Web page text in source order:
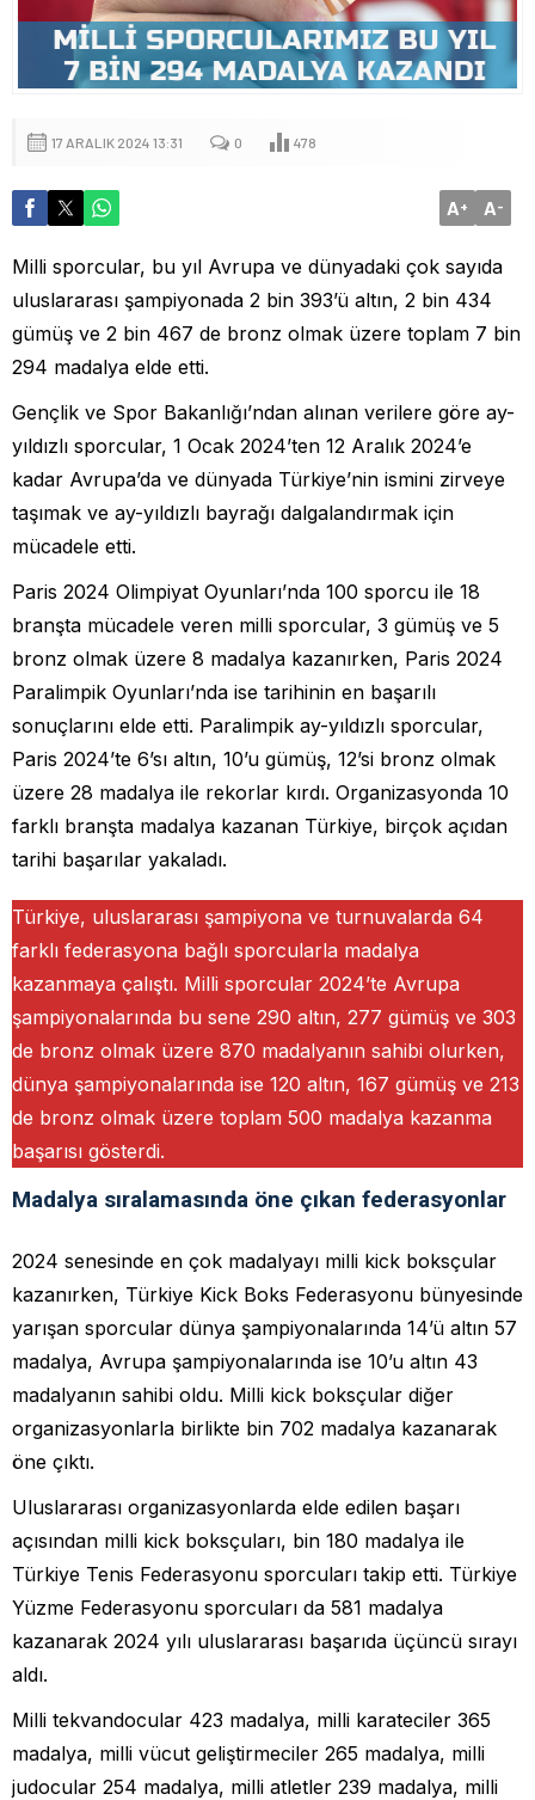
17 ARALIK 2024 13:31 0 478
A+ A-
Milli sporcular, bu yıl Avrupa ve dünyadaki çok sayıda
uluslararası şampiyonada 2 bin 393’ü altın, 2 bin 434
gümüş ve 2 bin 467 de bronz olmak üzere toplam 7 bin
294 madalya elde etti.
Gençlik ve Spor Bakanlığı’ndan alınan verilere göre ay-
yıldızlı sporcular, 1 Ocak 2024’ten 12 Aralık 2024’e
kadar Avrupa’da ve dünyada Türkiye’nin ismini zirveye
taşımak ve ay-yıldızlı bayrağı dalgalandırmak için
mücadele etti.
Paris 2024 Olimpiyat Oyunları’nda 100 sporcu ile 18
branşta mücadele veren milli sporcular, 3 gümüş ve 5
bronz olmak üzere 8 madalya kazanırken, Paris 2024
Paralimpik Oyunları’nda ise tarihinin en başarılı
sonuçlarını elde etti. Paralimpik ay-yıldızlı sporcular,
Paris 2024’te 6’sı altın, 10’u gümüş, 12’si bronz olmak
üzere 28 madalya ile rekorlar kırdı. Organizasyonda 10
farklı branşta madalya kazanan Türkiye, birçok açıdan
tarihi başarılar yakaladı.
Türkiye, uluslararası şampiyona ve turnuvalarda 64
farklı federasyona bağlı sporcularla madalya
kazanmaya çalıştı. Milli sporcular 2024’te Avrupa
şampiyonalarında bu sene 290 altın, 277 gümüş ve 303
de bronz olmak üzere 870 madalyanın sahibi olurken,
dünya şampiyonalarında ise 120 altın, 167 gümüş ve 213
de bronz olmak üzere toplam 500 madalya kazanma
başarısı gösterdi.
Madalya sıralamasında öne çıkan federasyonlar
2024 senesinde en çok madalyayı milli kick boksçular
kazanırken, Türkiye Kick Boks Federasyonu bünyesinde
yarışan sporcular dünya şampiyonalarında 14’ü altın 57
madalya, Avrupa şampiyonalarında ise 10’u altın 43
madalyanın sahibi oldu. Milli kick boksçular diğer
organizasyonlarla birlikte bin 702 madalya kazanarak
öne çıktı.
Uluslararası organizasyonlarda elde edilen başarı
açısından milli kick boksçuları, bin 180 madalya ile
Türkiye Tenis Federasyonu sporcuları takip etti. Türkiye
Yüzme Federasyonu sporcuları da 581 madalya
kazanarak 2024 yılı uluslararası başarıda üçüncü sırayı
aldı.
Milli tekvandocular 423 madalya, milli karateciler 365
madalya, milli vücut geliştirmeciler 265 madalya, milli
judocular 254 madalya, milli atletler 239 madalya, milli